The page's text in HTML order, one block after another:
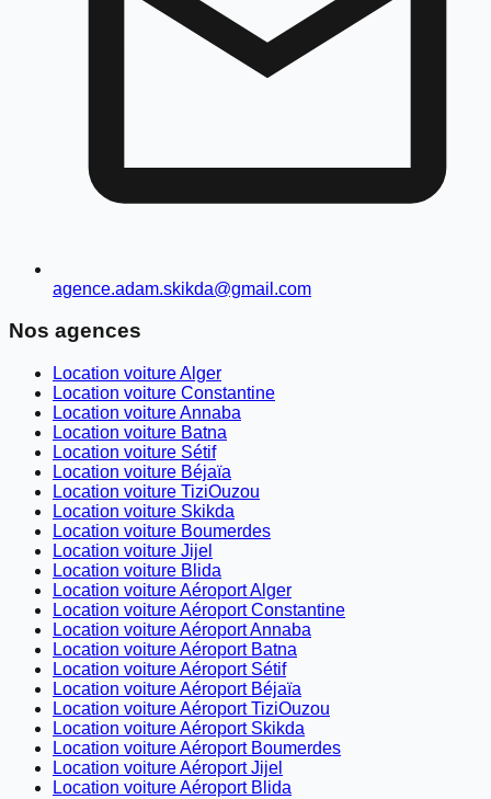
agence.adam.skikda@gmail.com
Nos agences
Location voiture Alger
Location voiture Constantine
Location voiture Annaba
Location voiture Batna
Location voiture Sétif
Location voiture Béjaïa
Location voiture TiziOuzou
Location voiture Skikda
Location voiture Boumerdes
Location voiture Jijel
Location voiture Blida
Location voiture Aéroport Alger
Location voiture Aéroport Constantine
Location voiture Aéroport Annaba
Location voiture Aéroport Batna
Location voiture Aéroport Sétif
Location voiture Aéroport Béjaïa
Location voiture Aéroport TiziOuzou
Location voiture Aéroport Skikda
Location voiture Aéroport Boumerdes
Location voiture Aéroport Jijel
Location voiture Aéroport Blida